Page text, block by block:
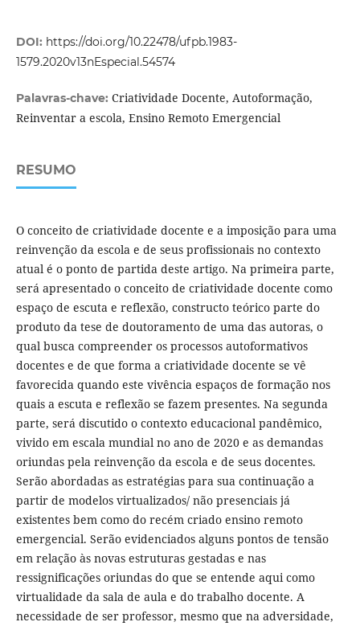
DOI: https://doi.org/10.22478/ufpb.1983-
1579.2020v13nEspecial.54574
Palavras-chave: Criatividade Docente, Autoformação,
Reinventar a escola, Ensino Remoto Emergencial
RESUMO
O conceito de criatividade docente e a imposição para uma
reinvenção da escola e de seus profissionais no contexto
atual é o ponto de partida deste artigo. Na primeira parte,
será apresentado o conceito de criatividade docente como
espaço de escuta e reflexão, constructo teórico parte do
produto da tese de doutoramento de uma das autoras, o
qual busca compreender os processos autoformativos
docentes e de que forma a criatividade docente se vê
favorecida quando este vivência espaços de formação nos
quais a escuta e reflexão se fazem presentes. Na segunda
parte, será discutido o contexto educacional pandêmico,
vivido em escala mundial no ano de 2020 e as demandas
oriundas pela reinvenção da escola e de seus docentes.
Serão abordadas as estratégias para sua continuação a
partir de modelos virtualizados/ não presenciais já
existentes bem como do recém criado ensino remoto
emergencial. Serão evidenciados alguns pontos de tensão
em relação às novas estruturas gestadas e nas
ressignificações oriundas do que se entende aqui como
virtualidade da sala de aula e do trabalho docente. A
necessidade de ser professor, mesmo que na adversidade,